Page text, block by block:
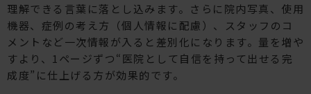
理解できる言葉に落とし込みます。さらに院内写真、使用
機器、症例の考え方（個人情報に配慮）、スタッフのコ
メントなど一次情報が入ると差別化になります。量を増や
すより、1ページずつ“医院として自信を持って出せる完
成度”に仕上げる方が効果的です。